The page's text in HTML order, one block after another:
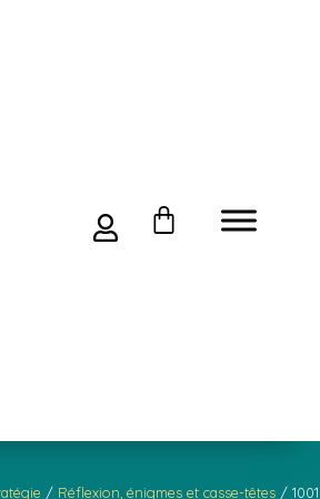
/ Réflexion, énigmes et casse-têtes / 1001